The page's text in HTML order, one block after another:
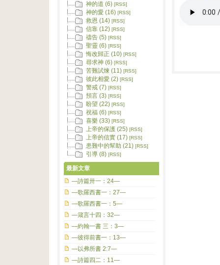
神的道 (6) [RSS]
神的愛 (16) [RSS]
救恩 (14) [RSS]
信靠 (12) [RSS]
禱告 (5) [RSS]
聖靈 (6) [RSS]
悔改歸正 (10) [RSS]
尋求神 (6) [RSS]
苦難試煉 (11) [RSS]
彼此相愛 (2) [RSS]
警戒 (7) [RSS]
預言 (3) [RSS]
盼望 (22) [RSS]
祝福 (6) [RSS]
喜樂 (33) [RSS]
上帝的保護 (25) [RSS]
上帝的信實 (17) [RSS]
患難中的幫助 (21) [RSS]
引導 (8) [RSS]
最新文章
—詩篇卅一：24—
—歌羅西書一：27—
—歌羅西書一：5—
—箴言十四：32—
—約翰一書 三：3—
—彼得前書一：13—
—以弗所書 2:7—
—詩篇四二：11—